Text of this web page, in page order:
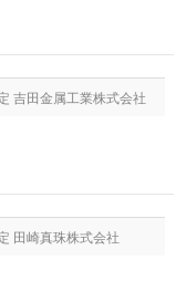
吉田金属工業株式会社
田崎真珠株式会社